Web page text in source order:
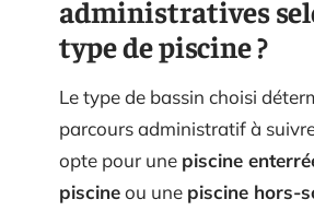
administratives
type de piscine ?
Le type de bassin choisi
parcours administratif à
opte pour une piscine
piscineou une piscine hors-